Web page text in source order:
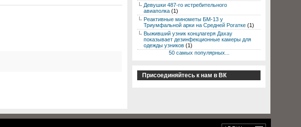
Девушки 487-го истребительного
авиаполка (1)
Реактивные минометы БМ-13 у
Триумфальной арки на Средней Рогатке (1)
Выживший узник концлагеря Дахау
показывает дезинфекционные камеры для
одежды узников (1)
50 самых популярных...
Присоединяйтесь к нам в ВК